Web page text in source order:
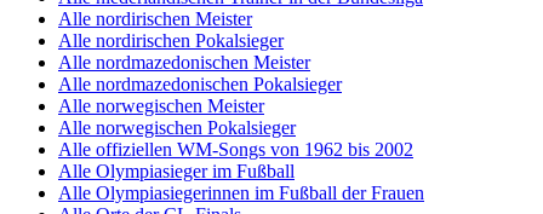
Alle nordirischen Meister
Alle nordirischen Pokalsieger
Alle nordmazedonischen Meister
Alle nordmazedonischen Pokalsieger
Alle norwegischen Meister
Alle norwegischen Pokalsieger
Alle offiziellen WM-Songs von 1962 bis 2002
Alle Olympiasieger im Fußball
Alle Olympiasiegerinnen im Fußball der Frauen